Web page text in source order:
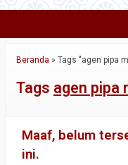
Beranda » Tags "agen pipa
Tags agen pipa
Maaf, belum
ini.